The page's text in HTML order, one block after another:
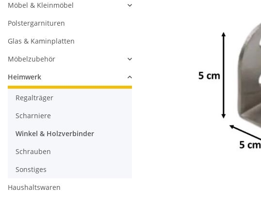
Möbel & Kleinmöbel
Polstergarnituren
Glas & Kaminplatten
Möbelzubehör
Heimwerk
Regalträger
Scharniere
Winkel & Holzverbinder
Schrauben
Sonstiges
Haushaltswaren